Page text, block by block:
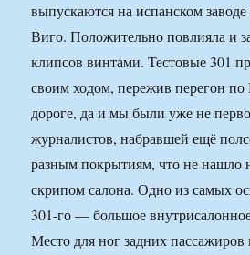
выпускаются на испанском заводе
Виго. Положительно повлияла и
клипсов винтами. Тестовые 301
своим ходом, пережив перегон по
дороге, да и мы были уже не
журналистов, набравшей ещё
разным покрытиям, что не нашло
скрипом салона. Одно из самых
301-го — большое
Место для ног задних пассажиров